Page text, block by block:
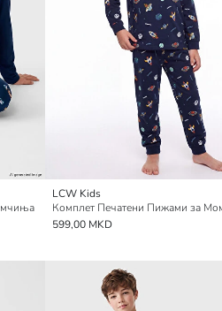
LCW Kids
Комплет Печатени Пижами за
599,00 MKD